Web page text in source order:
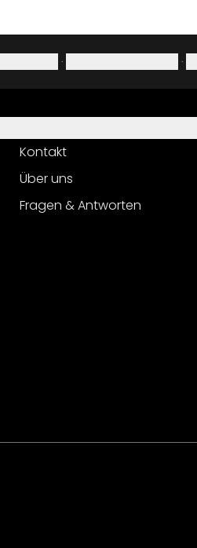
· ·
Kontakt
Über uns
Fragen & Antworten